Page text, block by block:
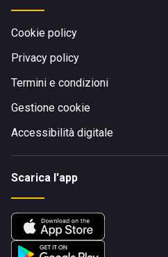
Cookie policy
Privacy policy
Termini e condizioni
Gestione cookie
Accessibilità digitale
Scarica l'app